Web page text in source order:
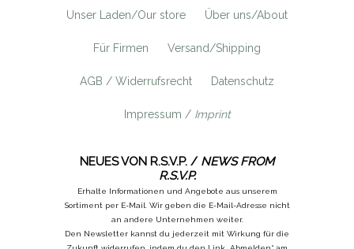
Unser Laden/Our store Über uns/About
Für Firmen Versand/Shipping
AGB / Widerrufsrecht Datenschutz
Impressum / Imprint
NEUES VON R.S.V.P. / NEWS FROM
R.S.V.P.
Erhalte Informationen und Angebote aus unserem
Sortiment per E-Mail. Wir geben die E-Mail-Adresse nicht
an andere Unternehmen weiter.
Den Newsletter kannst du jederzeit mit Wirkung für die